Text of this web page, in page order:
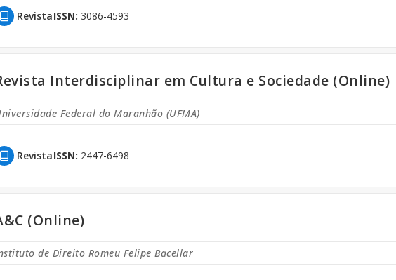
RevistaISSN: 3086-4593
Interdisciplinar em Cultura e Sociedade (Online)
Federal do Maranhão (UFMA)
RevistaISSN: 2447-6498
(Online)
de Direito Romeu Felipe Bacellar